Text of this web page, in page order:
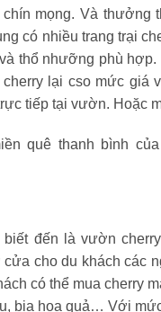
mọng. Và
có nhiều trang trại
thổ nhưỡng phù
lại cso mức
tiếp tại vườn. Hoặc
quê thanh bình
đến là vườn
cho du khách các
có thể mua cherry
bia hoa quả… Với